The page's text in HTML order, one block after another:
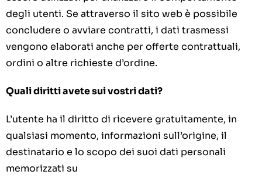
degli utenti. Se attraverso il sito web è possibile
concludere o avviare contratti, i dati trasmessi
vengono elaborati anche per offerte contrattuali,
ordini o altre richieste d’ordine.
Quali diritti avete sui vostri dati?
L’utente ha il diritto di ricevere gratuitamente, in
qualsiasi momento, informazioni sull’origine, il
destinatario e lo scopo dei suoi dati personali
memorizzati su